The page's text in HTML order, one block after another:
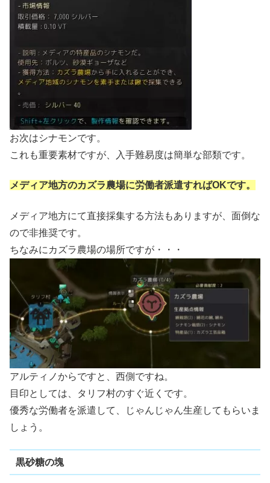
お次はシナモンです。
これも重要素材ですが、入手難易度は簡単な部類です。
メディア地方のカズラ農場に労働者派遣すればOKです。
メディア地方にて直接採集する方法もありますが、面倒な
ので非推奨です。
ちなみにカズラ農場の場所ですが・・・
アルティノからですと、西側ですね。
目印としては、タリフ村のすぐ近くです。
優秀な労働者を派遣して、じゃんじゃん生産してもらいま
しょう。
黒砂糖の塊